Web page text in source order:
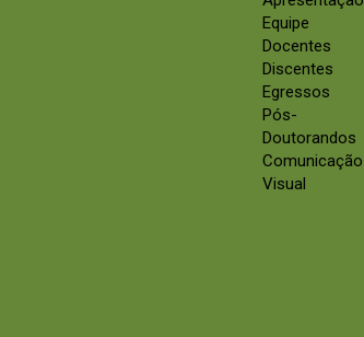
Equipe
Docentes
Discentes
Egressos
Pós-
Doutorandos
Comunicação
Visual